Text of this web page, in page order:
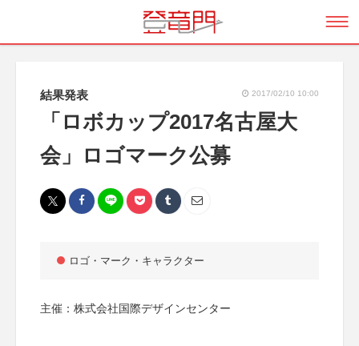
結果発表 2017/02/10 10:00
「ロボカップ2017名古屋大
会」ロゴマーク公募
ロゴ・マーク・キャラクター
主催：株式会社国際デザインセンター